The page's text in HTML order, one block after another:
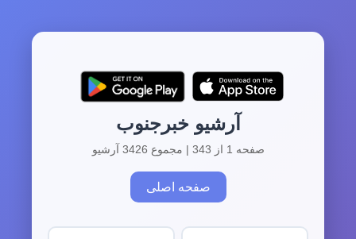
آرشیو خبرجنوب
صفحه 1 از 343 | مجموع 3426 آرشیو
صفحه اصلی